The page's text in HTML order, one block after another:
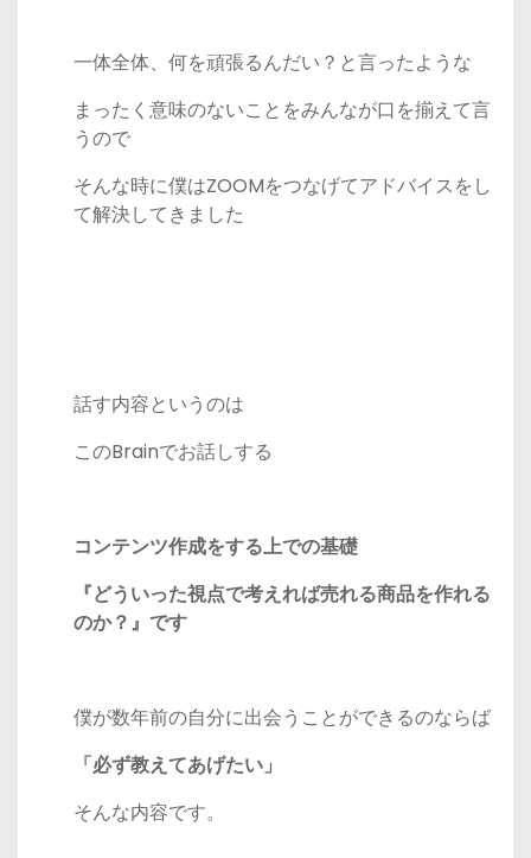
一体全体、何を頑張るんだい？と言ったような
まったく意味のないことをみんなが口を揃えて言
うので
そんな時に僕はZOOMをつなげてアドバイスをし
て解決してきました
話す内容というのは
このBrainでお話しする
コンテンツ作成をする上での基礎
『どういった視点で考えれば売れる商品を作れる
のか？』です
僕が数年前の自分に出会うことができるのならば
「必ず教えてあげたい」
そんな内容です。